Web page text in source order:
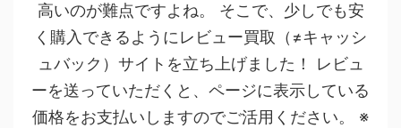
高いのが難点ですよね。 そこで、少しでも安
く購入できるようにレビュー買取（≠キャッシ
ュバック）サイトを立ち上げました！ レビュ
ーを送っていただくと、ページに表示している
価格をお支払いしますのでご活用ください。 ※